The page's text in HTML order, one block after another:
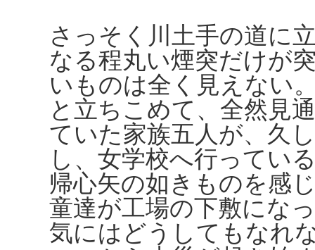
さっそく川土手の道に
なる程丸い煙突だけが
いものは全く見えない
と立ちこめて、全然見
ていた家族五人が、久
し、女学校へ行ってい
帰心矢の如きものを感
童達が工場の下敷にな
気にはどうしてもなれ